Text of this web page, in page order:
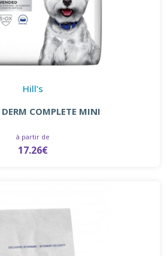
Hill's
COMPLETE MINI
à partir de
17.26€